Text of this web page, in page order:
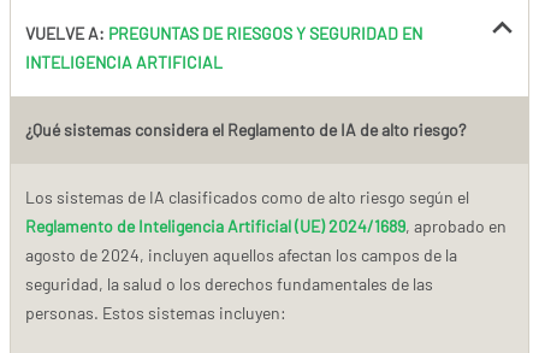
VUELVE A: PREGUNTAS DE RIESGOS Y SEGURIDAD EN
INTELIGENCIA ARTIFICIAL
¿Qué sistemas considera el Reglamento de IA de alto riesgo?
Los sistemas de IA clasificados como de alto riesgo según el
Reglamento de Inteligencia Artificial (UE) 2024/1689, aprobado en
agosto de 2024, incluyen aquellos afectan los campos de la
seguridad, la salud o los derechos fundamentales de las
personas. Estos sistemas incluyen: